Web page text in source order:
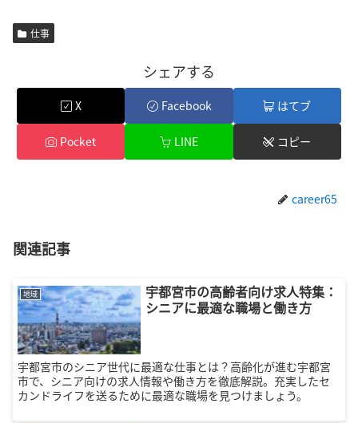
仕事
シェアする
X Facebook はてブ
Pocket LINE コピー
career65
関連記事
地域
宇都宮市の高齢者向け求人特集：
シニアに最適な職場と働き方
宇都宮市のシニア世代に最適な仕事とは？高齢化が進む宇都宮
市で、シニア向けの求人情報や働き方を徹底解説。充実したセ
カンドライフを送るために最適な職場を見つけましょう。